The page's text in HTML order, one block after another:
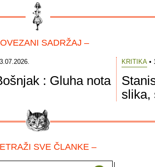
SADRŽAJ –
: Gluha nota
KRITIKA•
slika,
SVE ČLANKE –